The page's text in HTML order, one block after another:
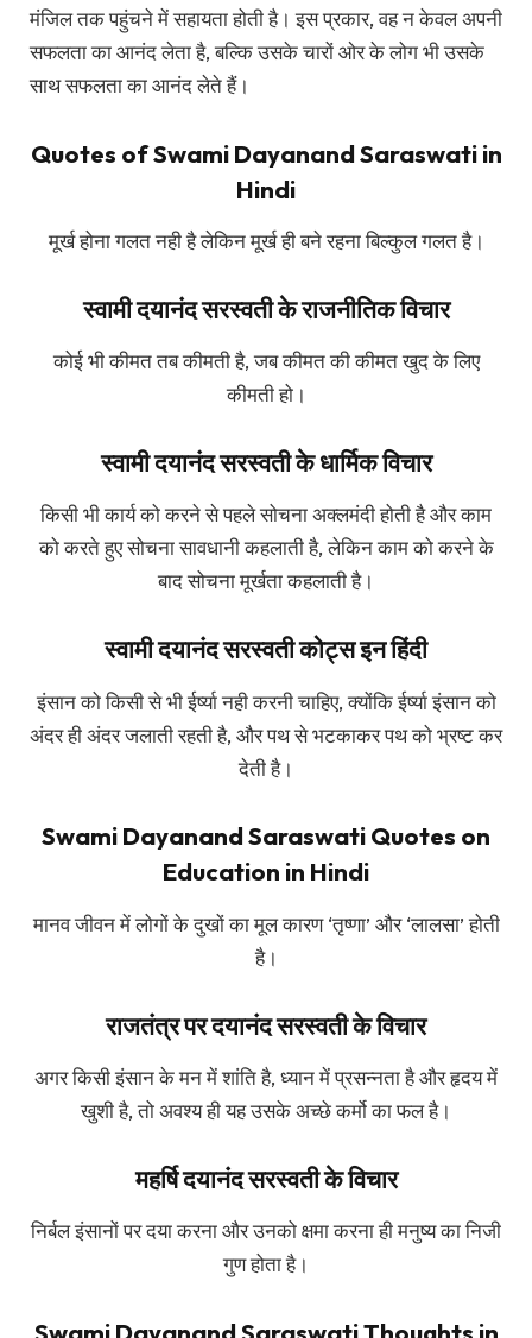
मंजिल तक पहुंचने में सहायता होती है। इस प्रकार, वह न केवल अपनी
सफलता का आनंद लेता है, बल्कि उसके चारों ओर के लोग भी उसके
साथ सफलता का आनंद लेते हैं।
Quotes of Swami Dayanand Saraswati in
Hindi
मूर्ख होना गलत नही है लेकिन मूर्ख ही बने रहना बिल्कुल गलत है।
स्वामी दयानंद सरस्वती के राजनीतिक विचार
कोई भी कीमत तब कीमती है, जब कीमत की कीमत खुद के लिए
कीमती हो।
स्वामी दयानंद सरस्वती के धार्मिक विचार
किसी भी कार्य को करने से पहले सोचना अक्लमंदी होती है और काम
को करते हुए सोचना सावधानी कहलाती है, लेकिन काम को करने के
बाद सोचना मूर्खता कहलाती है।
स्वामी दयानंद सरस्वती कोट्स इन हिंदी
इंसान को किसी से भी ईर्ष्या नही करनी चाहिए, क्योंकि ईर्ष्या इंसान को
अंदर ही अंदर जलाती रहती है, और पथ से भटकाकर पथ को भ्रष्ट कर
देती है।
Swami Dayanand Saraswati Quotes on
Education in Hindi
मानव जीवन में लोगों के दुखों का मूल कारण ‘तृष्णा’ और ‘लालसा’ होती
है।
राजतंत्र पर दयानंद सरस्वती के विचार
अगर किसी इंसान के मन में शांति है, ध्यान में प्रसन्नता है और हृदय में
खुशी है, तो अवश्य ही यह उसके अच्छे कर्मो का फल है।
महर्षि दयानंद सरस्वती के विचार
निर्बल इंसानों पर दया करना और उनको क्षमा करना ही मनुष्य का निजी
गुण होता है।